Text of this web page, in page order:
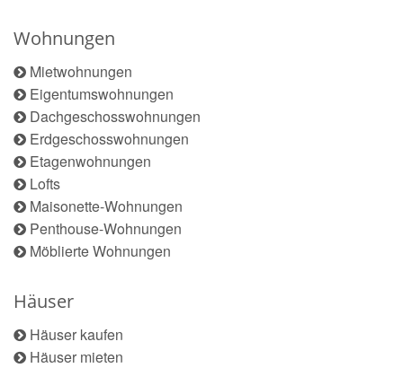
Wohnungen
Mietwohnungen
Eigentumswohnungen
Dachgeschosswohnungen
Erdgeschosswohnungen
Etagenwohnungen
Lofts
Maisonette-Wohnungen
Penthouse-Wohnungen
Möblierte Wohnungen
Häuser
Häuser kaufen
Häuser mieten